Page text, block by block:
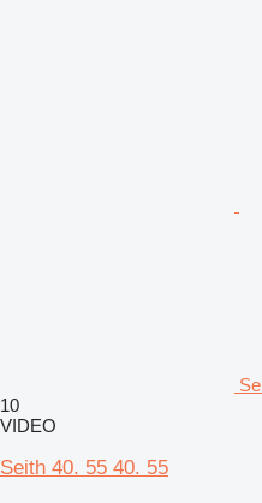
10
VIDEO
Seith 40. 55 40. 55